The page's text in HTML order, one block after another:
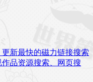
新最快的磁力链接搜索
品资源搜索、网页搜